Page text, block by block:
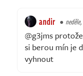
andir
@g3jms
si berou mín je
vyhnout